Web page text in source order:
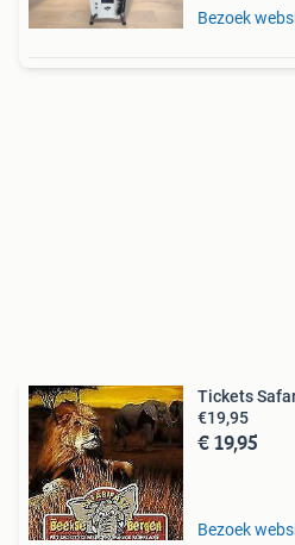
Bezoek
Tickets
€19,95
€ 19,95
Bezoek